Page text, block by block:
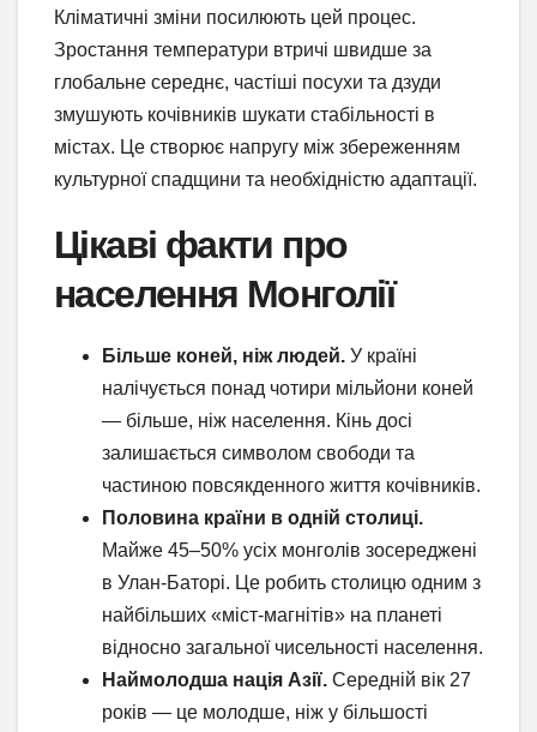
Кліматичні зміни посилюють цей процес.
Зростання температури втричі швидше за
глобальне середнє, частіші посухи та дзуди
змушують кочівників шукати стабільності в
містах. Це створює напругу між збереженням
культурної спадщини та необхідністю адаптації.
Цікаві факти про
населення Монголії
Більше коней, ніж людей. У країні
налічується понад чотири мільйони коней
— більше, ніж населення. Кінь досі
залишається символом свободи та
частиною повсякденного життя кочівників.
Половина країни в одній столиці.
Майже 45–50% усіх монголів зосереджені
в Улан-Баторі. Це робить столицю одним з
найбільших «міст-магнітів» на планеті
відносно загальної чисельності населення.
Наймолодша нація Азії. Середній вік 27
років — це молодше, ніж у більшості